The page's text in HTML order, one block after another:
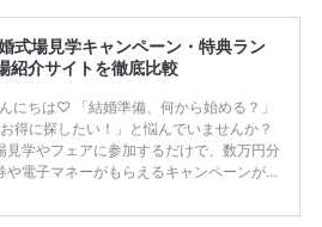
式場見学キャンペーン・特典ラン
紹介サイトを徹底比較
にちは♡ 「結婚準備、何から始める？」
お得に探したい！」と悩んでいませんか？
見学やフェアに参加するだけで、数万円分
や電子マネーがもらえるキャンペーンがあ
せずに選ぶと損をしてしまうことも……。